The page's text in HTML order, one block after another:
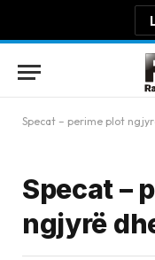
Specat – perime plot
Specat –
ngjyrë